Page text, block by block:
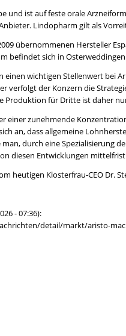
und ist auf feste orale
Lindopharm gilt als
übernommenen Hersteller
befindet sich in
einen wichtigen Stellenwert bei
verfolgt der Konzern die
Produktion für Dritte ist daher
einer zunehmende
an, dass allgemeine
durch eine Spezialisierung
diesen Entwicklungen
heutigen Klosterfrau-CEO Dr.
- 07:36):
detail/markt/aristo-